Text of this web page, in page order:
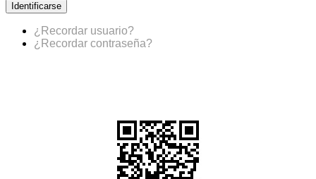
Identificarse
¿Recordar usuario?
¿Recordar contraseña?